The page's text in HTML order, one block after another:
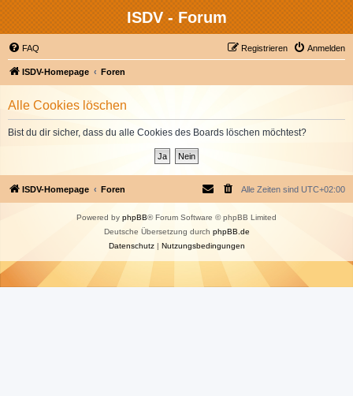
ISDV - Forum
FAQ Anmelden
Registrieren
ISDV-Homepage Foren
Alle Cookies löschen
Bist du dir sicher, dass du alle Cookies des Boards löschen möchtest?
ISDV-Homepage Foren Alle Zeiten sind UTC+02:00
Powered by phpBB® Forum Software © phpBB Limited
Deutsche Übersetzung durch phpBB.de
Datenschutz| Nutzungsbedingungen